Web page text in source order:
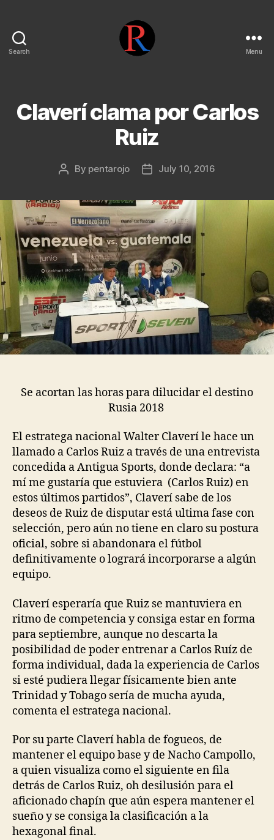
Search Menu
Claverí clama por Carlos
Ruiz
Post
By pentarojo
PostJuly 10, 2016
Se acortan las horas para dilucidar el destino
Rusia 2018
El estratega nacional Walter Claverí le hace un
llamado a Carlos Ruiz a través de una entrevista
concedida a Antigua Sports, donde declara: “a
mí me gustaría que estuviera (Carlos Ruiz) en
estos últimos partidos”, Claverí sabe de los
deseos de Ruiz de disputar está ultima fase con
selección, pero aún no tiene en claro su postura
oficial, sobre si abandonara el fútbol
definitivamente o logrará incorporarse a algún
equipo.
Claverí esperaría que Ruiz se mantuviera en
ritmo de competencia y consiga estar en forma
para septiembre, aunque no descarta la
posibilidad de poder entrenar a Carlos Ruíz de
forma individual, dada la experiencia de Carlos
si esté pudiera llegar físicamente bien ante
Trinidad y Tobago sería de mucha ayuda,
comenta el estratega nacional.
Por su parte Claverí habla de fogueos, de
mantener el equipo base y de Nacho Campollo,
a quien visualiza como el siguiente en fila
detrás de Carlos Ruiz, oh desilusión para el
aficionado chapín que aún espera mantener el
sueño y se consiga la clasificación a la
hexagonal final.